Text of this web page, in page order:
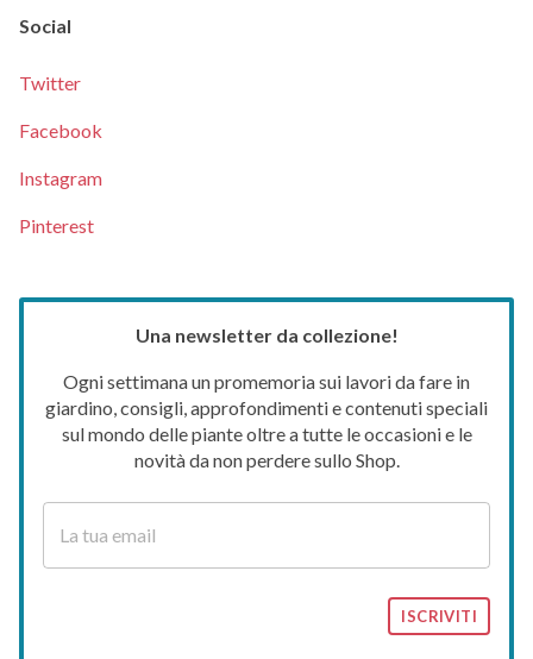
Social
Twitter
Facebook
Instagram
Pinterest
Una newsletter da collezione!
Ogni settimana un promemoria sui lavori da fare in
giardino, consigli, approfondimenti e contenuti speciali
sul mondo delle piante oltre a tutte le occasioni e le
novità da non perdere sullo Shop.
ISCRIVITI